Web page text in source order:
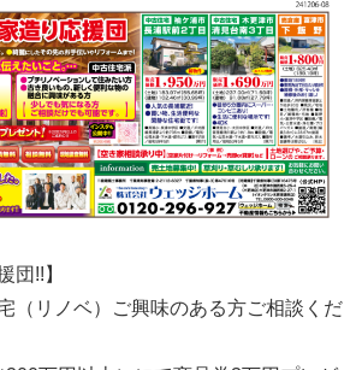
団!!】
（リノベ）ご興味のある方ご相談くだ